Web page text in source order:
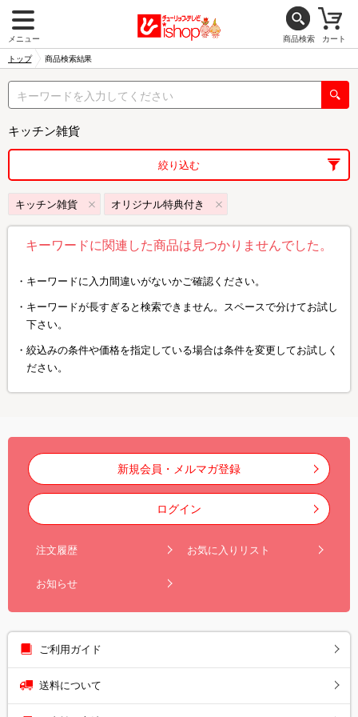
メニュー 商品検索 カート
トップ 商品検索結果
キッチン雑貨
絞り込む
キッチン雑貨 オリジナル特典付き
キーワードに関連した商品は見つかりませんでした。
キーワードに入力間違いがないかご確認ください。
キーワードが長すぎると検索できません。スペースで分けてお試し
下さい。
絞込みの条件や価格を指定している場合は条件を変更してお試しく
ださい。
新規会員・メルマガ登録
ログイン
注文履歴 お気に入りリスト
お知らせ
ご利用ガイド
送料について